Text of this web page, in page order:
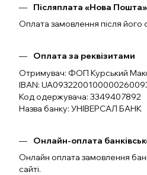
Післяплата «Нова Пошта»
Оплата замовлення після його
Оплата за реквізитами
Отримувач: ФОП Курський
IBAN:
Код одержувача: 3349407892
Назва банку: УНІВЕРСАЛ БАНК
Онлайн-оплата
Онлайн оплата замовлення
сайті.